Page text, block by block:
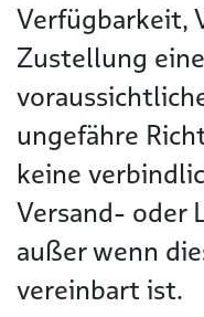
Verfügbarkeit,
Zustellung
ungefähre
keine
Versand- oder
außer wenn
vereinbart ist.